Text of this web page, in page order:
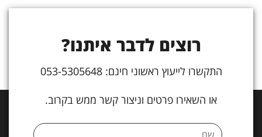
רוצים לדבר איתנו?
התקשרו לייעוץ ראשוני חינם: 053-5305648
או השאירו פרטים וניצור קשר ממש בקרוב.